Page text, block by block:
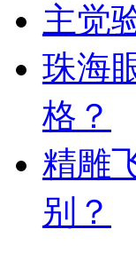
主觉
珠海
格？
精雕
别？